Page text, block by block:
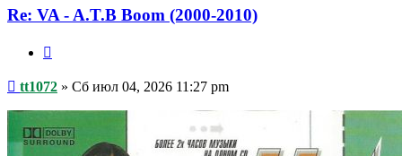
Re: VA - A.T.B Boom (2000-2010)
Сообщение
tt1072 » Сб июл 04, 2026 11:27 pm